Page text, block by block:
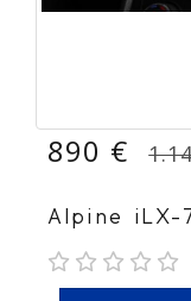
890 €
Alpine iLX-